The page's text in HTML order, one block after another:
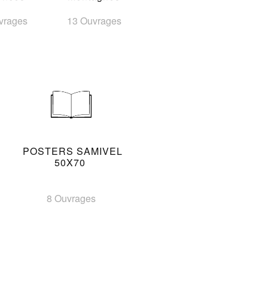
13 Ouvrages
POSTERS SAMIVEL
50X70
8 Ouvrages